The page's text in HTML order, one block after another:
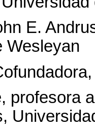
E.
Wesleyan
profesora